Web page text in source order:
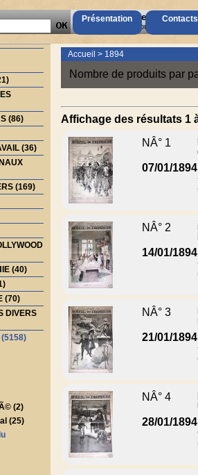
Présentation Contacts
AccÃ¨s Client
Mot de passe oubliÃ© ?
(86)
(36)
(169)
(40)
(70)
DIVERS
(2)
(25)
Accueil > 1894
Nombre de produits par
Affichage des résultats 1
NÂ° 1
07/01/1894
NÂ° 2
14/01/1894
NÂ° 3
21/01/1894
NÂ° 4
28/01/1894